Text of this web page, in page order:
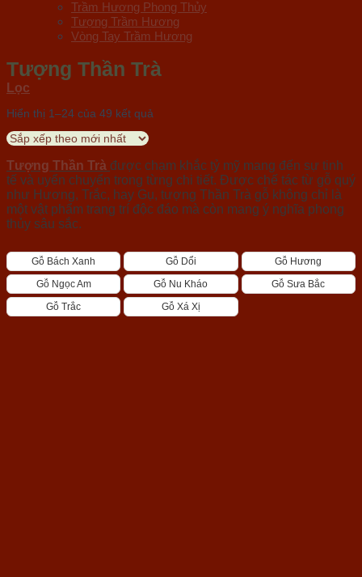
Trầm Hương Phong Thủy
Tượng Trầm Hương
Vòng Tay Trầm Hương
Tượng Thần Trà
Lọc
Hiển thị 1–24 của 49 kết quả
Tượng Thần Trà được chạm khắc tỷ mỹ mang đến sự tinh
tế và uyển chuyển trong từng chi tiết. Được chế tác từ gỗ quý
như Hương, Trắc, hay Gụ, tượng Thần Trà gỗ không chỉ là
một vật phẩm trang trí độc đáo mà còn mang ý nghĩa phong
thủy sâu sắc.
Gỗ Bách Xanh Gỗ Dổi
Gỗ Hương
Gỗ Ngọc Am
Gỗ Nu Kháo
Gỗ Sưa Bắc
Gỗ Trắc
Gỗ Xá Xị